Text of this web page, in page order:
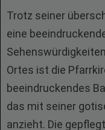
Trotz seiner
eine
Ortes ist die
beeindruckendes
das mit seiner
anzieht. Die